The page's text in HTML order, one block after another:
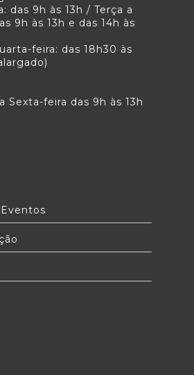
das 9h às 13h / Terça a
9h às 13h e das 14h às
feira: das 18h30 às
Sexta-feira das 9h às 13h